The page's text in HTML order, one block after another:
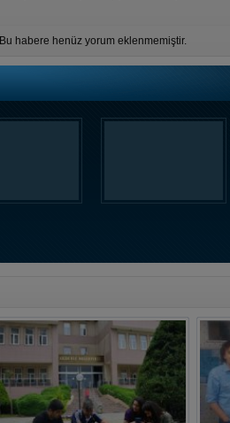
Bu habere henüz yorum eklenmemiştir.